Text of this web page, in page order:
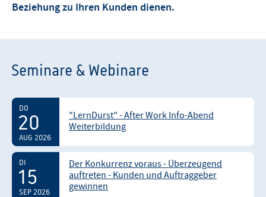
Beziehung zu Ihren Kunden dienen.
Seminare & Webinare
DO
20
AUG 2026
"LernDurst" - After Work Info-Abend
Weiterbildung
DI
15
SEP 2026
Der Konkurrenz voraus - Überzeugend
auftreten - Kunden und Auftraggeber
gewinnen